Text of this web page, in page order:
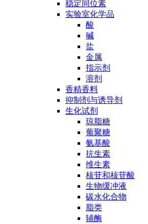
稳定同位素
实验室化学品
酸
碱
盐
金属
指示剂
溶剂
香精香料
抑制剂与诱导剂
生化试剂
琼脂糖
葡聚糖
氨基酸
抗生素
维生素
核苷和核苷酸
生物缓冲液
碳水化合物
脂类
辅酶